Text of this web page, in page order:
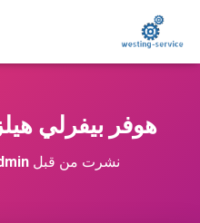
هوفر بيفرلي هيلز
نشرت من قبل